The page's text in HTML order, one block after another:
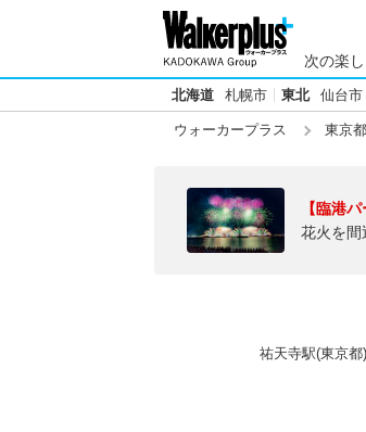
次の楽
北海道 札幌市 東北 仙台市
ウォーカープラス 東京
【臨港
花火を間
祐天寺駅(東京都